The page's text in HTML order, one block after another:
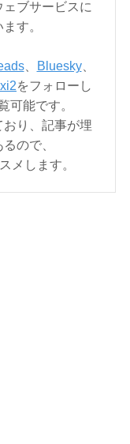
ブサービスに
す。
、 Bluesky、
をフォローし
可能です。
り、記事が埋
ので、
メします。